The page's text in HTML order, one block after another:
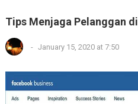
Tips Menjaga Pelanggan
- January 15, 2020 at 7:50